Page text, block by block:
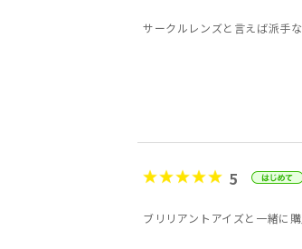
サークルレンズと言えば派手
5
ブリリアントアイズと一緒に